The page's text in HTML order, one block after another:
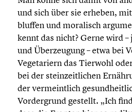
und sich über sie erheben,
bluffen und moralisch
kennt das nicht? Gerne wird –
und Überzeu­gung – etwa bei
Vegeta­ri­ern das Tierwohl
bei der stein­zeit­li­chen
der vermeint­lich
Vorder­grund gestellt. „Ich